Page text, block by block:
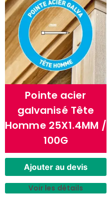
Pointe acier
galvanisé Tête
Homme 25X1.4MM /
100G
Ajouter au devis
Voir les détails